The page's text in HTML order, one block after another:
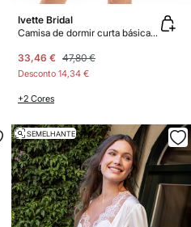
Ivette Bridal
Camisa de dormir curta básica em cetim
33,46 € 47,80 €
Desconto 14,34 €
+2 Cores
SEMELHANTE